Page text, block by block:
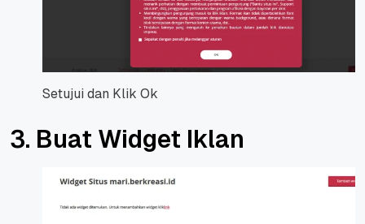
Setujui dan Klik Ok
3. Buat Widget Iklan